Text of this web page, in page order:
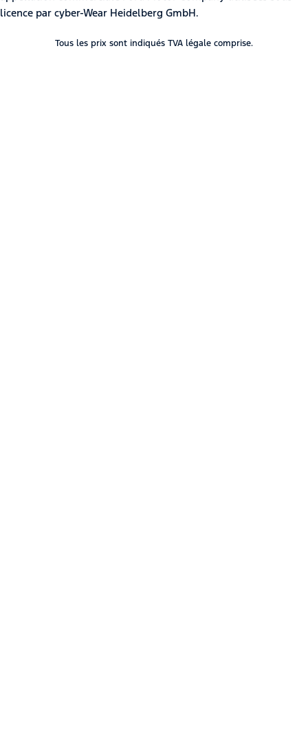
licence par cyber-Wear Heidelberg GmbH.
Tous les prix sont indiqués TVA légale comprise.